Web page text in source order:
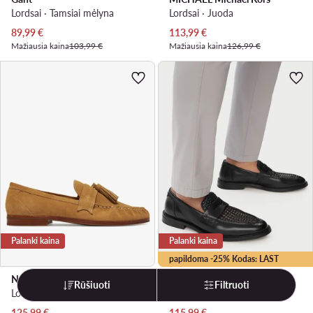
Lordsai · Tamsiai mėlyna
Dabartinė kaina
89,99€
Mažiausia kaina103,99 €
Lordsai · Juoda
Dabartinė kaina
113,99€
Mažiausia kaina126,99 €
Palanki kaina
Naked Wolfe
Loaferai · Ruda
papildoma -25% Kodas: LAST
Palanki kaina
Lordsai · Juoda
Rūšiuoti Filtruoti